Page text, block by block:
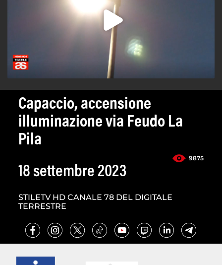
Capaccio, accensione
illuminazione via Feudo La
Pila
9875
18 settembre 2023
STILETV HD CANALE 78 DEL DIGITALE
TERRESTRE